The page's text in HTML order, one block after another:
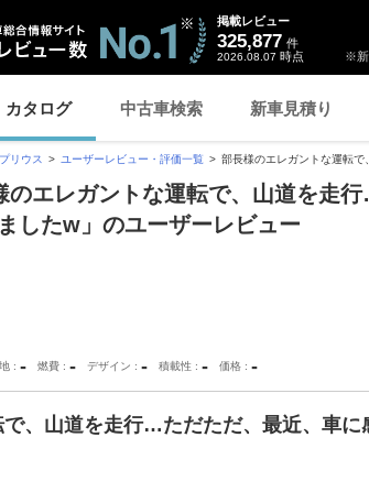
※新
掲載レビュー
325,877 件
2026.08.07 時点
カタログ 中古車検索 新車見積り
プリウス ユーザーレビュー・評価一覧 部長様のエレガントな運転で
のエレガントな運転で、山道を走
したw」のユーザーレビュー
- 燃費 - デザイン - 積載性 - 価格 -
、山道を走行…ただただ、最近、車に